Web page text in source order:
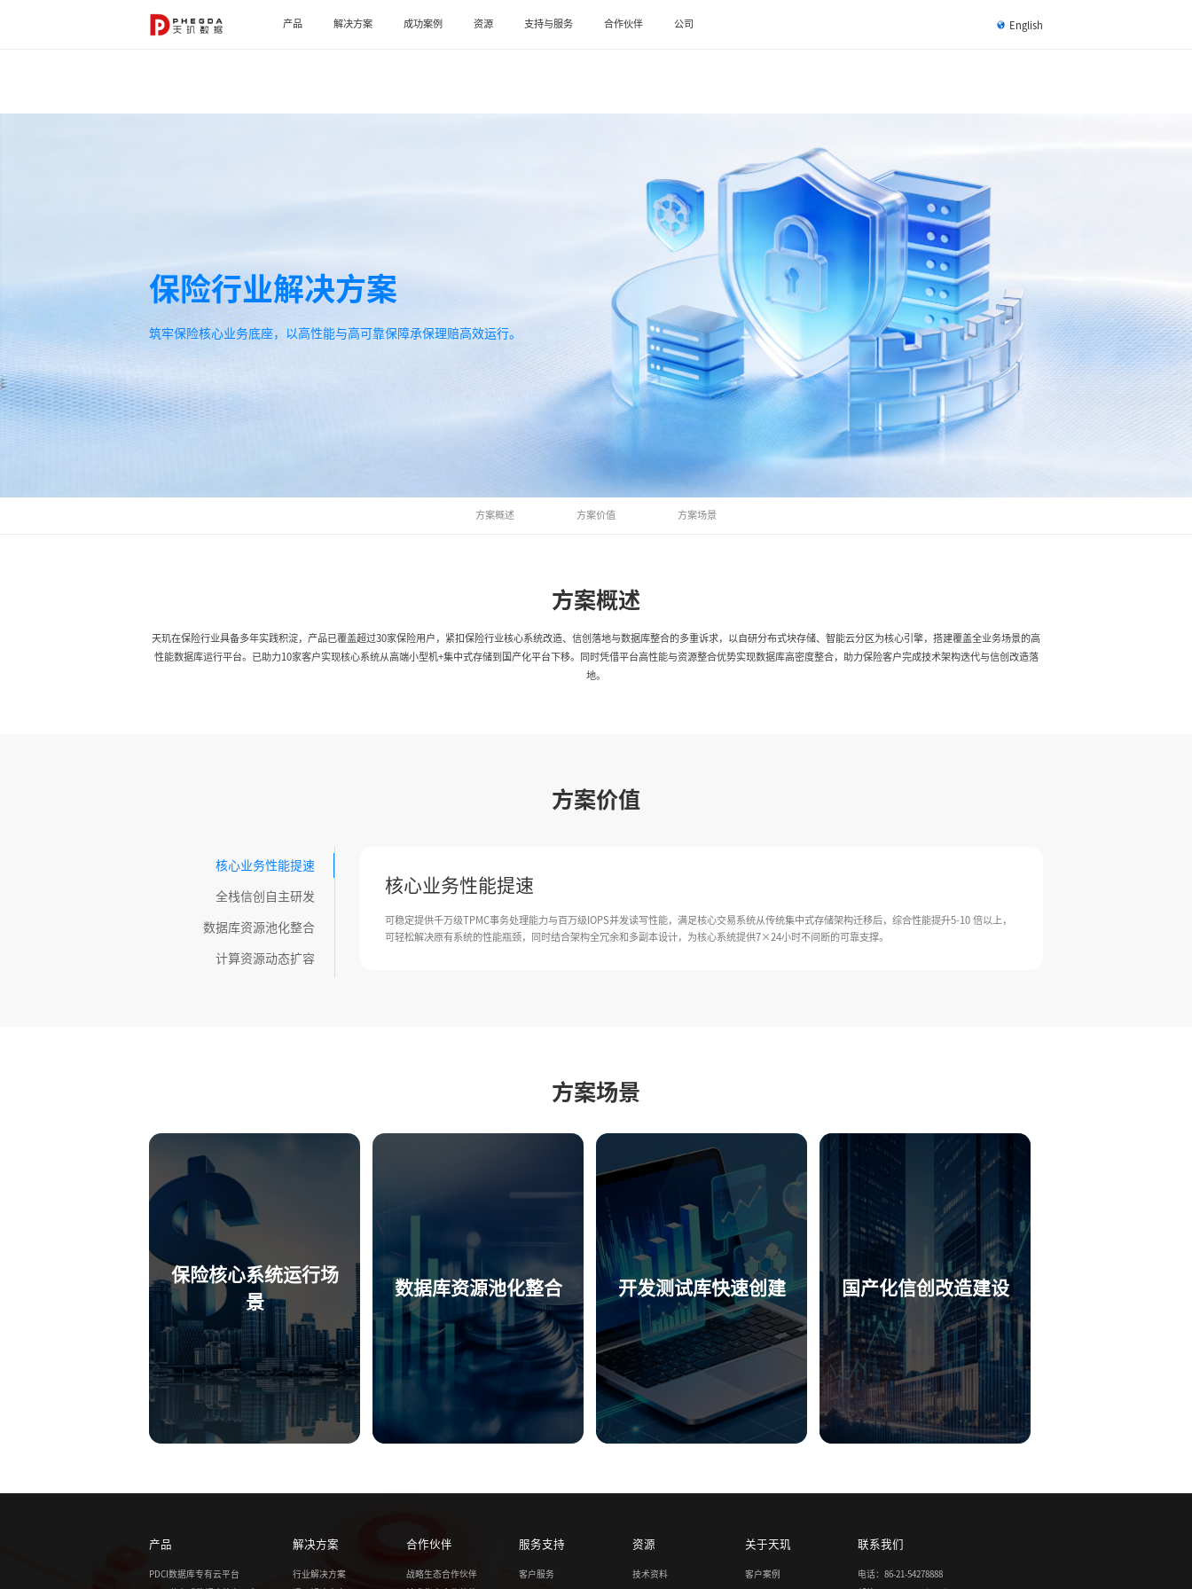
产品 解决方案 成功案例 资源 支持与服务 合作伙伴 公司 English
保险行业解决方案
筑牢保险核心业务底座，以高性能与高可靠保障承保理赔高效运行。
方案概述 方案价值 方案场景
方案概述
天玑在保险行业具备多年实践积淀，产品已覆盖超过30家保险用户，紧扣保险行业核心系统改造、信创落地与数据库整合的多重诉求，以自研分布式块存储、智能云分区为核心引擎，搭建覆盖全业务场景的高
性能数据库运行平台。已助力10家客户实现核心系统从高端小型机+集中式存储到国产化平台下移。同时凭借平台高性能与资源整合优势实现数据库高密度整合，助力保险客户完成技术架构迭代与信创改造落
地。
方案价值
核心业务性能提速
全栈信创自主研发
数据库资源池化整合
计算资源动态扩容
核心业务性能提速
可稳定提供千万级TPMC事务处理能力与百万级IOPS并发读写性能，满足核心交易系统从传统集中式存储架构迁移后，综合性能提升5-10 倍以上，
可轻松解决原有系统的性能瓶颈，同时结合架构全冗余和多副本设计，为核心系统提供7×24小时不间断的可靠支撑。
方案场景
保险核心系统运行场
景
数据库资源池化整合 开发测试库快速创建 国产化信创改造建设
产品
PDCI数据库专有云平台
解决方案
行业解决方案
合作伙伴
战略生态合作伙伴
服务支持
客户服务
资源
技术资料
关于天玑
客户案例
联系我们
电话：86-21-54278888